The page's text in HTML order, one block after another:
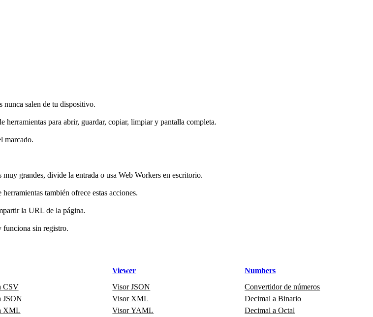
nunca salen de tu dispositivo.
herramientas para abrir, guardar, copiar, limpiar y pantalla completa.
marcado.
grandes, divide la entrada o usa Web Workers en escritorio.
también ofrece estas acciones.
la URL de la página.
funciona sin registro.
CSV
JSON
XML
Viewer
Visor JSON
Visor XML
Visor YAML
Numbers
Convertidor de números
Decimal a Binario
Decimal a Octal